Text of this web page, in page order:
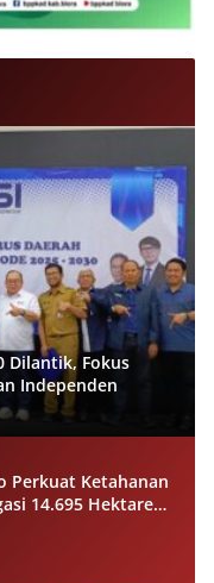
Dilantik, Fokus
Independen
Perkuat Ketahanan
14.695 Hektare